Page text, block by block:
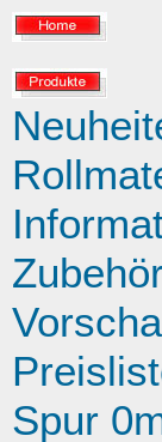
Zubehör
Spur